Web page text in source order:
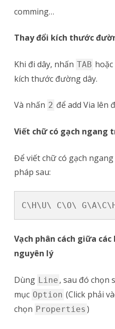
comming…
Thay đổi kích thước
Khi đi dây, nhấn TAB
kích thước đường dây.
Và nhấn 2 để add Via lên
Viết chữ có gạch ngang
Để viết chữ có gạch
pháp sau:
Vạch phân cách giữa
nguyên lý
Dùng Line , sau đó chọn
mục Option (Click phải
chọn Properties )